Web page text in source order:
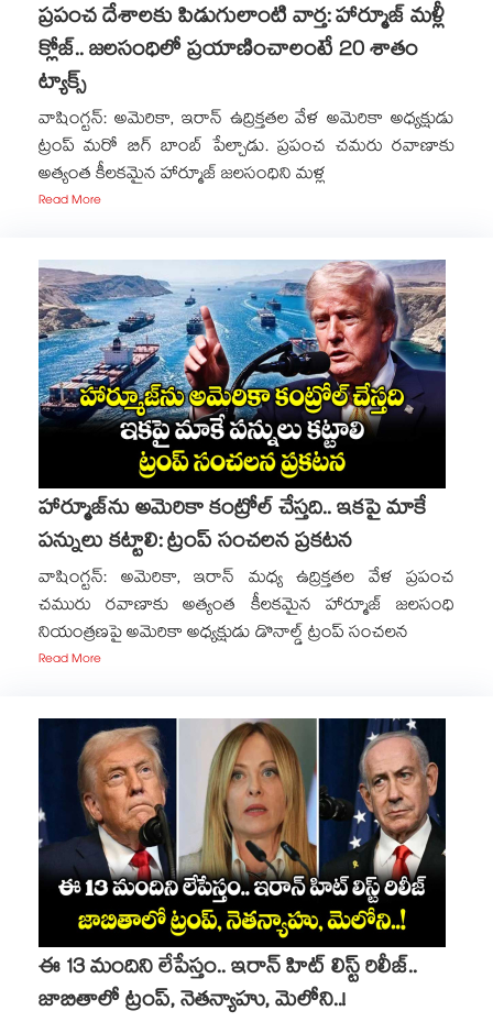
ప్రపంచ దేశాలకు పిడుగులాంటి వార్త: హార్మూజ్ మళ్లీ
క్లోజ్.. జలసంధిలో ప్రయాణించాలంటే 20 శాతం
ట్యాక్స్
వాషింగ్టన్: అమెరికా, ఇరాన్ ఉద్రిక్తతల వేళ అమెరికా అధ్యక్షుడు
ట్రంప్ మరో బిగ్ బాంబ్ పేల్చాడు. ప్రపంచ చమరు రవాణాకు
అత్యంత కీలకమైన హార్మూజ్ జలసంధిని మళ్ల
Read More
హార్మూజ్‎ను అమెరికా కంట్రోల్ చేస్తది.. ఇకపై మాకే
పన్నులు కట్టాలి: ట్రంప్ సంచలన ప్రకటన
వాషింగ్టన్: అమెరికా, ఇరాన్ మధ్య ఉద్రిక్తతల వేళ ప్రపంచ
చమురు రవాణాకు అత్యంత కీలకమైన హార్మూజ్ జలసంధి
నియంత్రణపై అమెరికా అధ్యక్షుడు డొనాల్డ్ ట్రంప్ సంచలన
Read More
ఈ 13 మందిని లేపేస్తం.. ఇరాన్ హిట్ లిస్ట్ రిలీజ్..
జాబితాలో ట్రంప్, నెతన్యాహు, మెలోని..!